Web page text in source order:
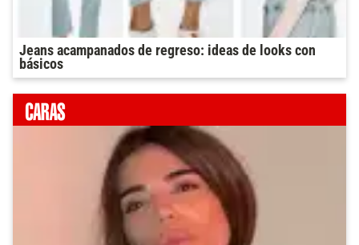
Jeans acampanados de regreso: ideas de looks con
básicos